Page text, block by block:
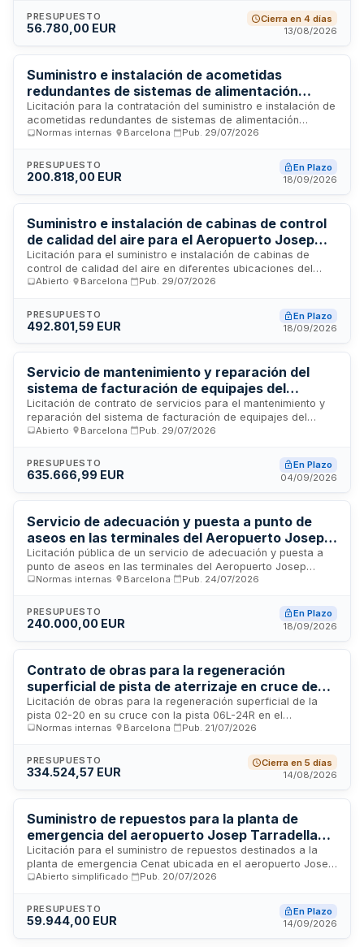
Barcelona-El Prat. AENA S.M.E., S.A. licita esta prestación
para garantizar la continuidad de los trabajos y el
empresa adjudicataria deberá proporcionar la dirección
facultativa necesaria con las figuras técnicas establecidas
en la normativa interna de AENA.
PRESUPUESTO
56.780,00 EUR
Cierra en 4 días
13/08/2026
Suministro e instalación de acometidas
redundantes de sistemas de alimentación
ininterrumpida en el centro de control de
seguridad de la Terminal T2B
Licitación para la contratación del suministro e instalación de
acometidas redundantes de sistemas de alimentación
ininterrumpida (SAI) en las instalaciones del centro de control
montaje de instalaciones de baja tensión, equipos SAI y
servicios de formación del personal. Se requiere experiencia
durante los cinco últimos años, con una cuantía mínima anual
acumulada del setenta por ciento de la anualidad media del
contrato.
Normas internas Barcelona Pub. 29/07/2026
PRESUPUESTO
200.818,00 EUR
En Plazo
18/09/2026
Suministro e instalación de cabinas de control
de calidad del aire para el Aeropuerto Josep
Tarradellas Barcelona-El Prat
Licitación para el suministro e instalación de cabinas de
control de calidad del aire en diferentes ubicaciones del
Aeropuerto Josep Tarradellas Barcelona-El Prat. El contrato
cabinas, así como el suministro de los equipos necesarios.
Se requiere que las empresas licitadoras acrediten
configuración de cabinas de calidad del aire, con un importe
mínimo acumulado equivalente al setenta por ciento de la
anualidad media del contrato.
Abierto Barcelona Pub. 29/07/2026
PRESUPUESTO
492.801,59 EUR
En Plazo
18/09/2026
Servicio de mantenimiento y reparación del
sistema de facturación de equipajes del
Aeropuerto Josep Tarradellas Barcelona-El
Prat
Licitación de contrato de servicios para el mantenimiento y
reparación del sistema de facturación de equipajes del
Aeropuerto Josep Tarradellas Barcelona-El Prat. El
continuada del servicio de bag drop, incluyendo tareas de
mantenimiento preventivo y correctivo. Se requiere personal
mediante seguros de responsabilidad civil general y patronal.
Abierto Barcelona Pub. 29/07/2026
PRESUPUESTO
635.666,99 EUR
En Plazo
04/09/2026
Servicio de adecuación y puesta a punto de
aseos en las terminales del Aeropuerto Josep
Tarradellas Barcelona-El Prat
Licitación pública de un servicio de adecuación y puesta a
punto de aseos en las terminales del Aeropuerto Josep
Tarradellas Barcelona-El Prat. El contrato comprende
instalaciones sanitarias de uso público en las áreas
terminales del aeropuerto. La prestación se ejecutará en las
acreditada en mantenimiento y reformas de aseos de
concurrencia pública.
Normas internas Barcelona Pub. 24/07/2026
PRESUPUESTO
240.000,00 EUR
En Plazo
18/09/2026
Contrato de obras para la regeneración
superficial de pista de aterrizaje en cruce de
pistas - Aeropuerto de Barcelona
Licitación de obras para la regeneración superficial de la
pista 02-20 en su cruce con la pista 06L-24R en el
Aeropuerto de Barcelona. Se trata de un contrato de obras a
instrucciones de contratación del Grupo AENA y a la Ley de
Contratos del Sector Público. El presupuesto base de
euros sin impuestos. La ejecución requiere acreditación de
solvencia económica, financiera, técnica y profesional, así
como experiencia específica en obras aeroportuarias
similares.
Normas internas Barcelona Pub. 21/07/2026
PRESUPUESTO
334.524,57 EUR
Cierra en 5 días
14/08/2026
Suministro de repuestos para la planta de
emergencia del aeropuerto Josep Tarradellas
Barcelona-El Prat
Licitación para el suministro de repuestos destinados a la
planta de emergencia Cenat ubicada en el aeropuerto Josep
Tarradellas Barcelona-El Prat. El contrato comprende la
compresores de aire, con entrega rápida, eficaz y de
calidad según especificaciones técnicas definidas. La
Abierto simplificado Pub. 20/07/2026
PRESUPUESTO
59.944,00 EUR
En Plazo
14/09/2026